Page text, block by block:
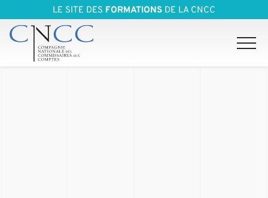
LE SITE DES FORMATIONS DE LA CNCC